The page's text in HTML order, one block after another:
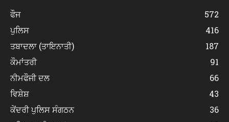
ਫੌਜ
572
ਪੁਲਿਸ
416
ਤਬਾਦਲਾ (ਤਾਇਨਾਤੀ)
187
ਕੌਮਾਂਤਰੀ
91
ਨੀਮਫੌਜੀ ਦਲ
66
ਵਿਸ਼ੇਸ਼
43
ਕੇਂਦਰੀ ਪੁਲਿਸ ਸੰਗਠਨ
36